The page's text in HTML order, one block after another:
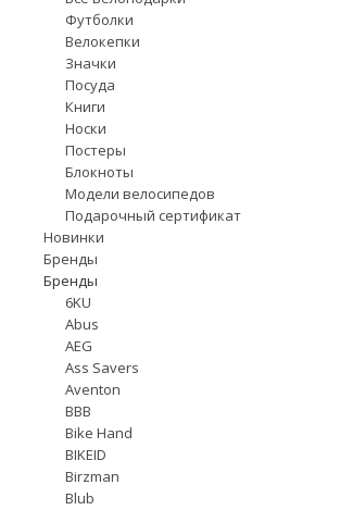
Футболки
Велокепки
Значки
Посуда
Книги
Носки
Постеры
Блокноты
Модели велосипедов
Подарочный сертификат
Новинки
Бренды
Бренды
6KU
Abus
AEG
Ass Savers
Aventon
BBB
Bike Hand
BIKEID
Birzman
Blub